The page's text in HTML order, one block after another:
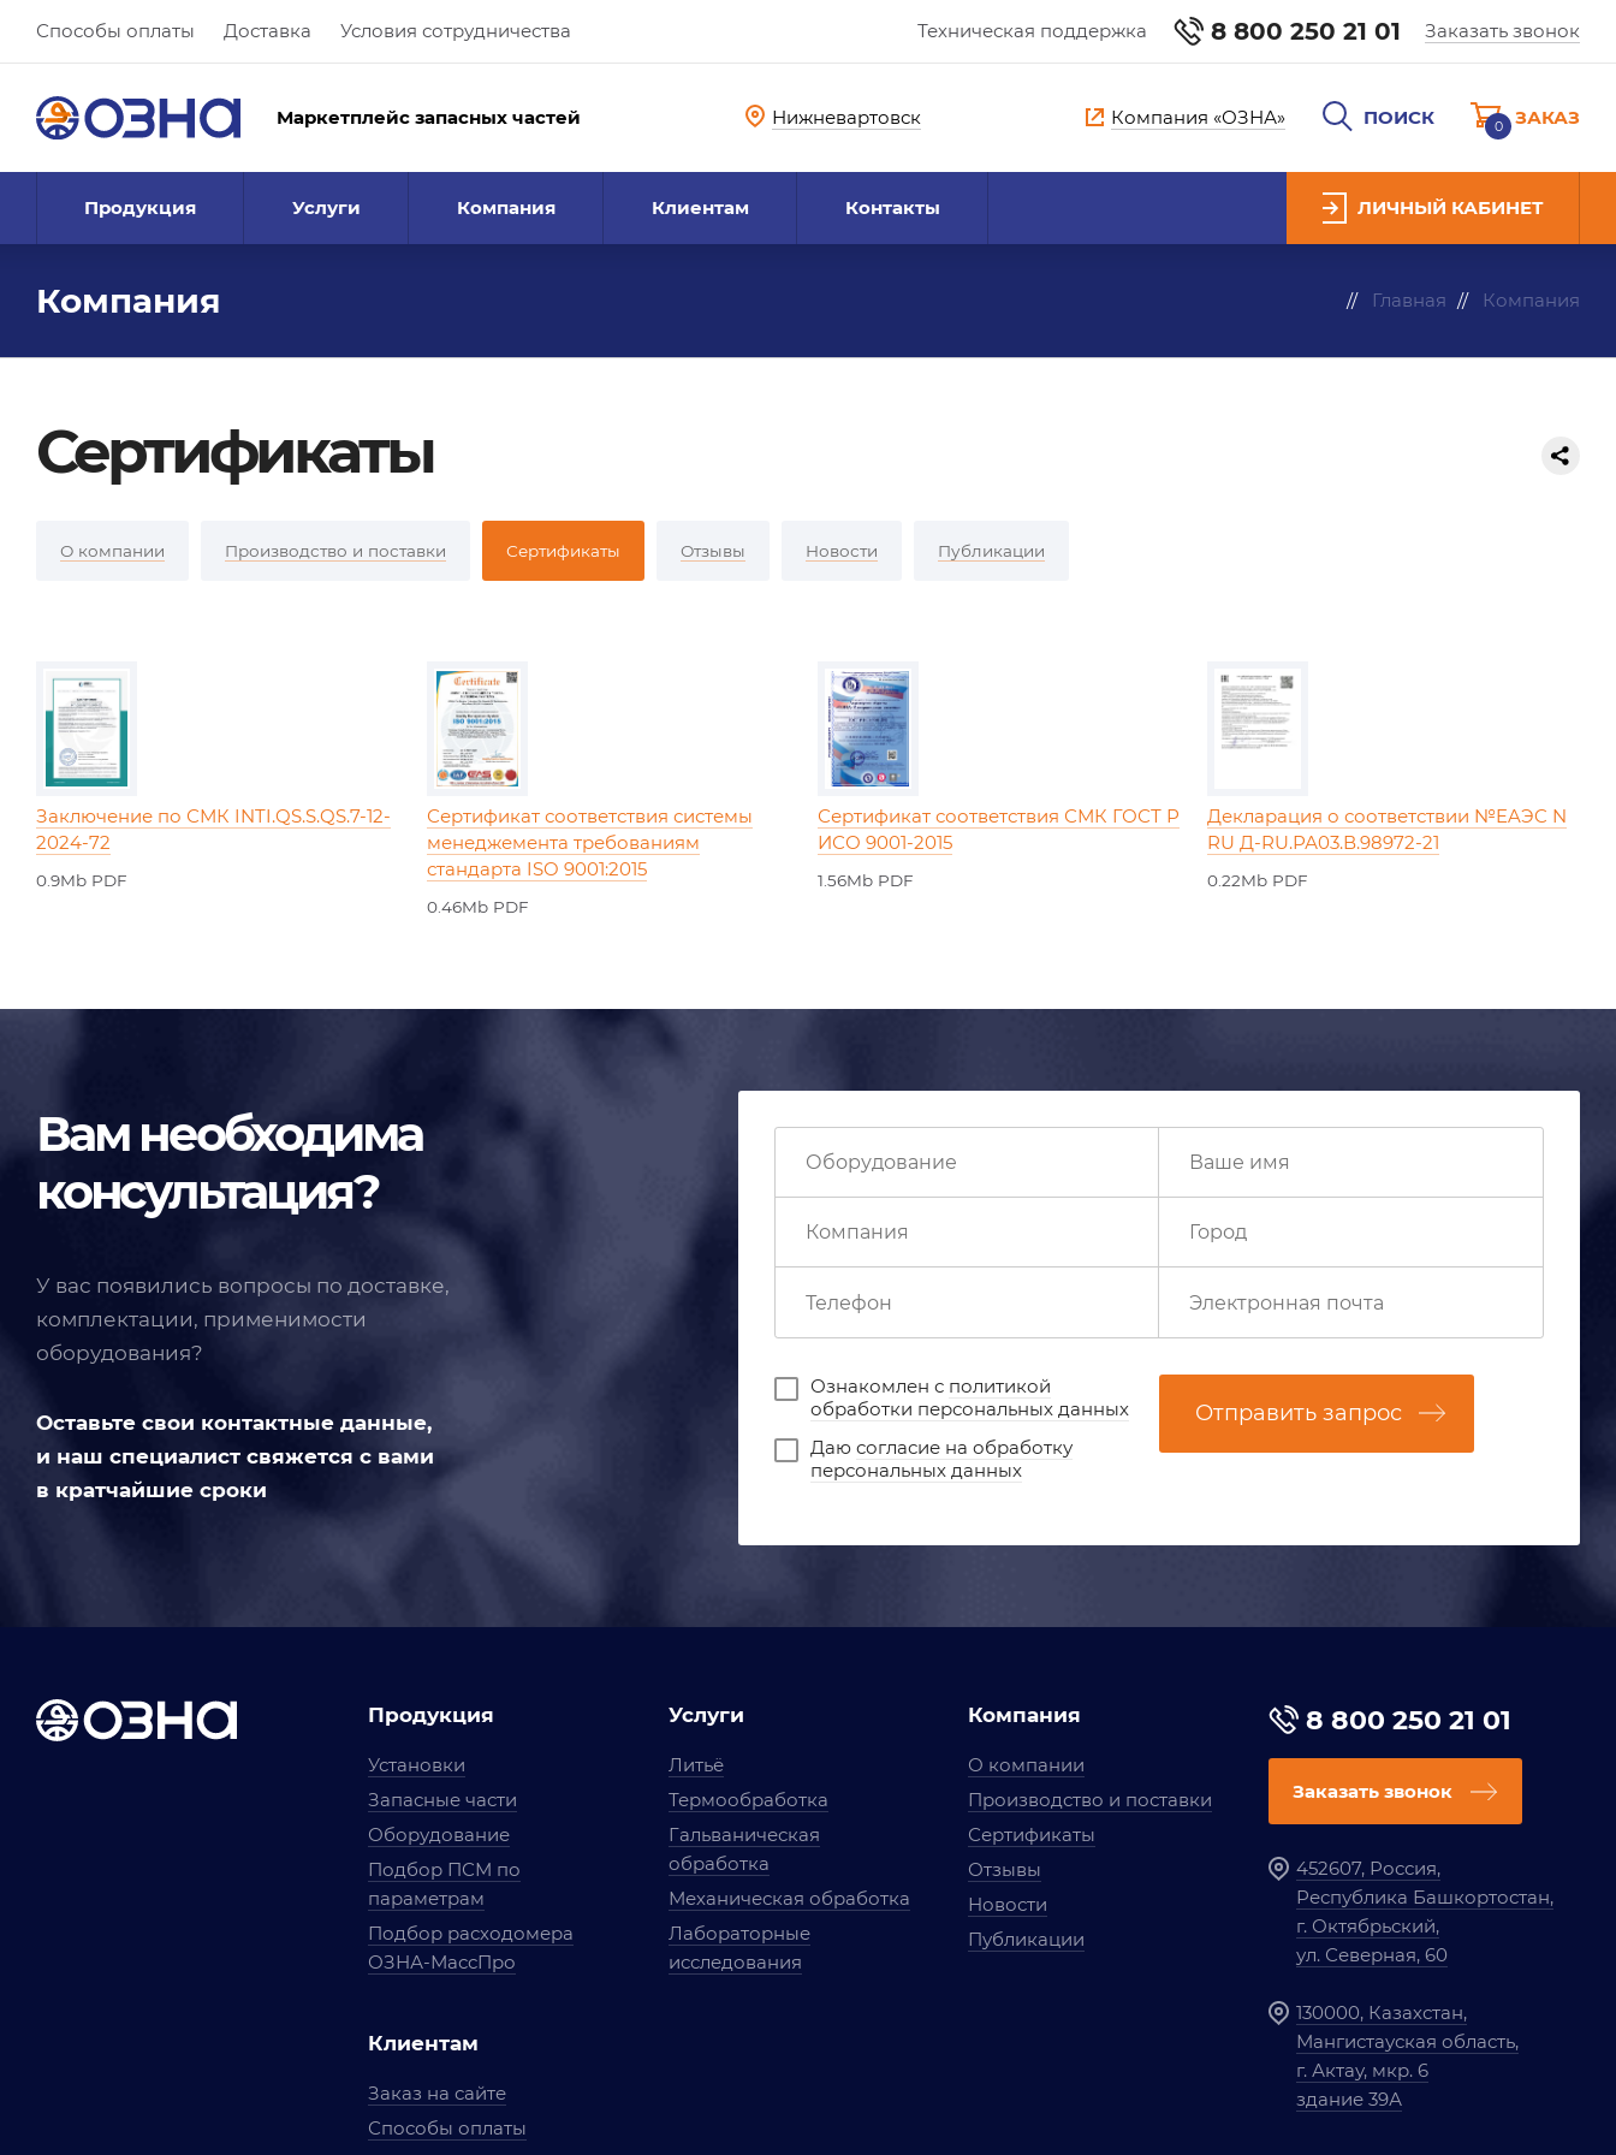
Способы оплаты Доставка Условия сотрудничества Техническая поддержка 8 800 250 21 01 Заказать звонок
Маркетплейс запасных частей Нижневартовск Компания «ОЗНА» ПОИСК 0 ЗАКАЗ
Продукция Услуги Компания Клиентам Контакты ЛИЧНЫЙ КАБИНЕТ
Компания Главная Компания
Сертификаты
О компании Производство и поставки Сертификаты Отзывы Новости Публикации
Заключение по СМК INTI.QS.S.QS.7-12-
2024-72
0.9Mb PDF
Сертификат соответствия системы
менеджемента требованиям
стандарта ISO 9001:2015
0.46Mb PDF
Сертификат соответствия СМК ГОСТ Р
ИСО 9001-2015
1.56Mb PDF
Декларация о соответствии №EAЭC N
RU Д-RU.РА03.В.98972-21
0.22Mb PDF
Вам необходима
консультация?
У вас появились вопросы по доставке,
комплектации, применимости
оборудования?
Оставьте свои контактные данные,
и наш специалист свяжется с вами
в кратчайшие сроки
Ознакомлен с политикой
обработки персональных данных
Даю согласие на обработку
персональных данных
Отправить запрос
Продукция
Установки
Запасные части
Оборудование
Подбор ПСМ по
параметрам
Подбор расходомера
ОЗНА-МассПро
Клиентам
Заказ на сайте
Способы оплаты
Услуги
Литьё
Термообработка
Гальваническая
обработка
Механическая обработка
Лабораторные
исследования
Компания
О компании
Производство и поставки
Сертификаты
Отзывы
Новости
Публикации
8 800 250 21 01
Заказать звонок
452607, Россия,
Республика Башкортостан,
г. Октябрьский,
ул. Северная, 60
130000, Казахстан,
Мангистауская область,
г. Актау, мкр. 6
здание 39А